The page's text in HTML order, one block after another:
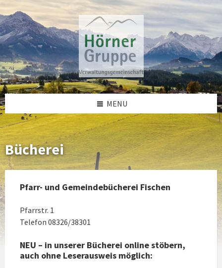
to
content
to
left
sidebar
to
footer
MENU
Bücherei
Pfarr- und Gemeindebücherei Fischen
Pfarrstr. 1
Telefon 08326/38301
NEU – in unserer Bücherei online stöbern,
auch ohne Leserausweis möglich: